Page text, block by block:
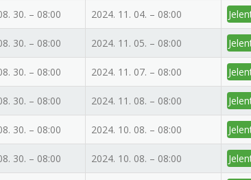
30. – 08:00 2024. 11. 04. – 08:00
30. – 08:00 2024. 11. 05. – 08:00
30. – 08:00 2024. 11. 07. – 08:00
30. – 08:00 2024. 11. 08. – 08:00
30. – 08:00 2024. 10. 08. – 08:00
30. – 08:00 2024. 10. 08. – 08:00